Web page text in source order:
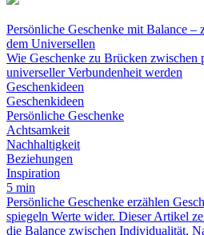
Persönliche Geschenke mit Balance –
dem Universellen
Wie Geschenke zu Brücken zwischen
universeller Verbundenheit werden
Geschenkideen
Geschenkideen
Persönliche Geschenke
Achtsamkeit
Nachhaltigkeit
Beziehungen
Inspiration
5 min
Persönliche Geschenke erzählen
spiegeln Werte wider. Dieser Artikel
die Balance zwischen Individualität,